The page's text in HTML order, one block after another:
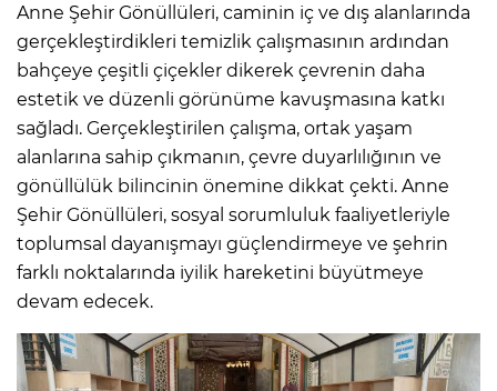
Anne Şehir Gönüllüleri, caminin iç ve dış alanlarında
gerçekleştirdikleri temizlik çalışmasının ardından
bahçeye çeşitli çiçekler dikerek çevrenin daha
estetik ve düzenli görünüme kavuşmasına katkı
sağladı. Gerçekleştirilen çalışma, ortak yaşam
alanlarına sahip çıkmanın, çevre duyarlılığının ve
gönüllülük bilincinin önemine dikkat çekti. Anne
Şehir Gönüllüleri, sosyal sorumluluk faaliyetleriyle
toplumsal dayanışmayı güçlendirmeye ve şehrin
farklı noktalarında iyilik hareketini büyütmeye
devam edecek.